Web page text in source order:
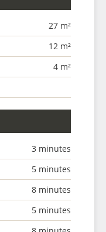
27 m²
12 m²
4 m²
3 minutes
5 minutes
8 minutes
5 minutes